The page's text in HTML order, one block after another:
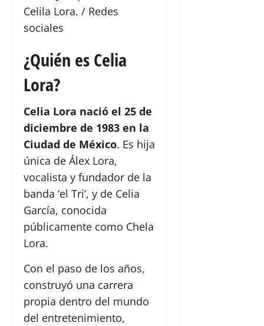
Celila Lora. / Redes
sociales
¿Quién es Celia
Lora?
Celia Lora nació el 25 de
diciembre de 1983 en la
Ciudad de México. Es hija
única de Álex Lora,
vocalista y fundador de la
banda ‘el Tri’, y de Celia
García, conocida
públicamente como Chela
Lora.
Con el paso de los años,
construyó una carrera
propia dentro del mundo
del entretenimiento,